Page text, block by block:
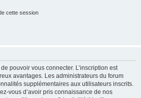
cette session
pouvoir vous connecter. L’inscription est
avantages. Les administrateurs du forum
supplémentaires aux utilisateurs inscrits.
vous d’avoir pris connaissance de nos